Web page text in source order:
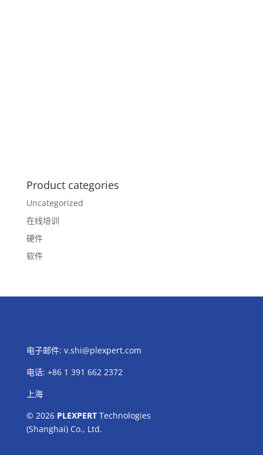
Product categories
Uncategorized
在线培训
硬件
软件
电子邮件: v.shi@plexpert.com
电话: +86 1 391 662 2372
上海
© 2026 PLEXPERTTechnologies
(Shanghai) Co., Ltd.